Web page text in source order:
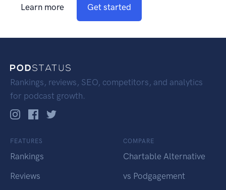
Learn more Get started
Rankings, reviews, SEO, competitors, and analytics
for podcast growth.
FEATURES
Rankings
Reviews
COMPARE
Chartable Alternative
vs Podgagement